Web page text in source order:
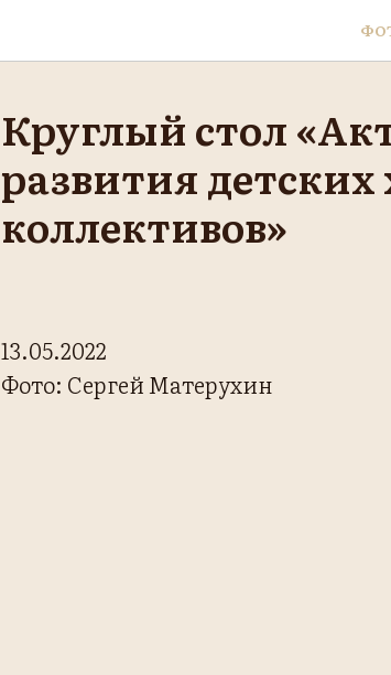
Круглый стол
развития
коллективов»
13.05.2022
Фото: Сергей Матерухин